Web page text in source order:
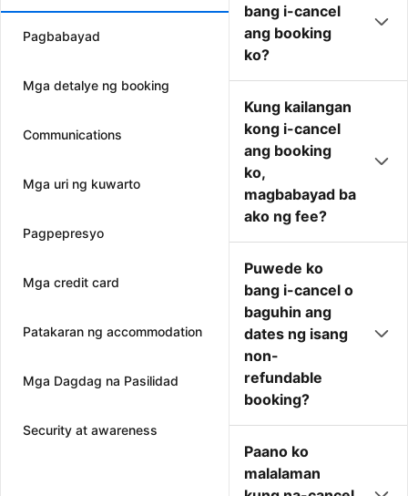
Pagbabayad
Mga detalye ng booking
Communications
Mga uri ng kuwarto
Pagpepresyo
Mga credit card
Patakaran ng accommodation
Mga Dagdag na Pasilidad
Security at awareness
bang i-cancel
ang booking
ko?
Kung kailangan
kong i-cancel
ang booking
ko,
magbabayad ba
ako ng fee?
Puwede ko
bang i-cancel o
baguhin ang
dates ng isang
non-
refundable
booking?
Paano ko
malalaman